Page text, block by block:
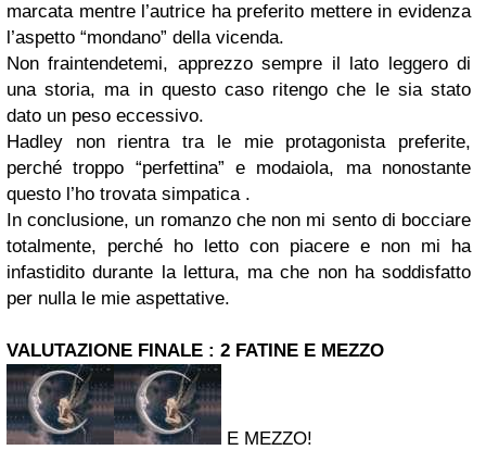
marcata mentre l’autrice ha preferito mettere in evidenza
l’aspetto “mondano” della vicenda.
Non fraintendetemi, apprezzo sempre il lato leggero di
una storia, ma in questo caso ritengo che le sia stato
dato un peso eccessivo.
Hadley non rientra tra le mie protagonista preferite,
perché troppo “perfettina” e modaiola, ma nonostante
questo l’ho trovata simpatica .
In conclusione, un romanzo che non mi sento di bocciare
totalmente, perché ho letto con piacere e non mi ha
infastidito durante la lettura, ma che non ha soddisfatto
per nulla le mie aspettative.
VALUTAZIONE FINALE : 2 FATINE E MEZZO
E MEZZO!